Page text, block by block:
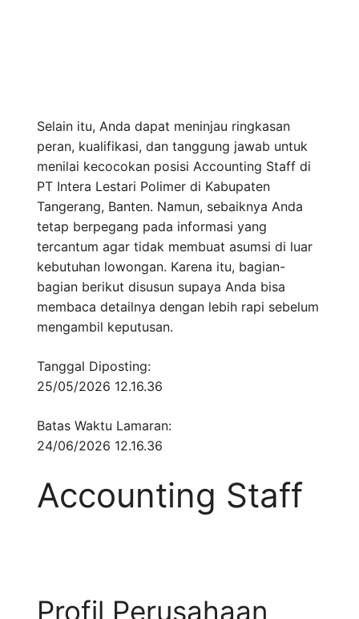
Selain itu, Anda dapat meninjau ringkasan
peran, kualifikasi, dan tanggung jawab untuk
menilai kecocokan posisi Accounting Staff di
PT Intera Lestari Polimer di Kabupaten
Tangerang, Banten. Namun, sebaiknya Anda
tetap berpegang pada informasi yang
tercantum agar tidak membuat asumsi di luar
kebutuhan lowongan. Karena itu, bagian-
bagian berikut disusun supaya Anda bisa
membaca detailnya dengan lebih rapi sebelum
mengambil keputusan.
Tanggal Diposting:
25/05/2026 12.16.36
Batas Waktu Lamaran:
24/06/2026 12.16.36
Accounting Staff
Profil Perusahaan